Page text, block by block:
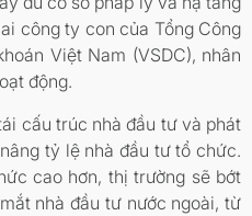
công ty con của Tổng Công
Việt Nam (VSDC), nhân
động.
cấu trúc nhà đầu tư và phát
tỷ lệ nhà đầu tư tổ chức.
cao hơn, thị trường sẽ bớt
nhà đầu tư nước ngoài, từ